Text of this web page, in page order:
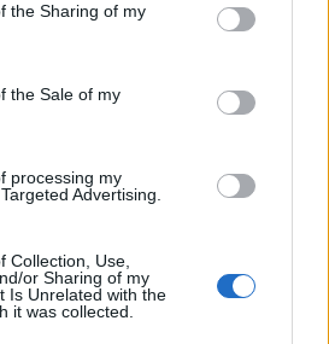
usage behaviour. You may click to
Google and its third-party tags to
specified purposes in below Google
the Sharing of my
the Sale of my
processing my
Advertising.
Collection, Use,
or Sharing of my
Is Unrelated with the
it was collected.
művészek kaptak
július 24.
festőművészt karolt fel
és biztosított számukra
Műterem és Galéria
ketten dolgoznak egy 1000 nm-